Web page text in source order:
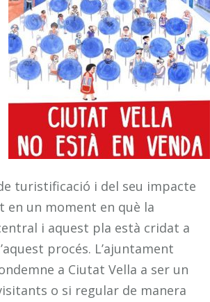
turistificació i del seu impacte
en un moment en què la
i aquest pla està cridat a
procés. L’ajuntament
a Ciutat Vella a ser un
o si regular de manera